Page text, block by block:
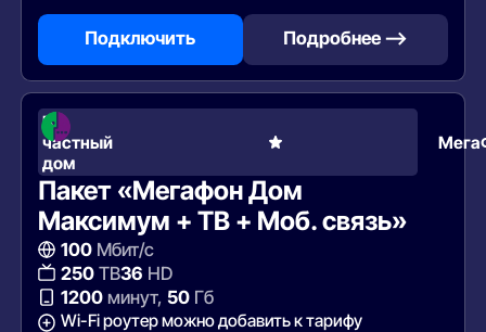
Подключить Подробнее —>
В
частный
дом
Пакет «Мегафон Дом
Максимум + ТВ + Моб. связь»
100Мбит/с
250ТВ36 HD
1200минут, 50Гб
Wi-Fi роутер можно добавить к тарифу